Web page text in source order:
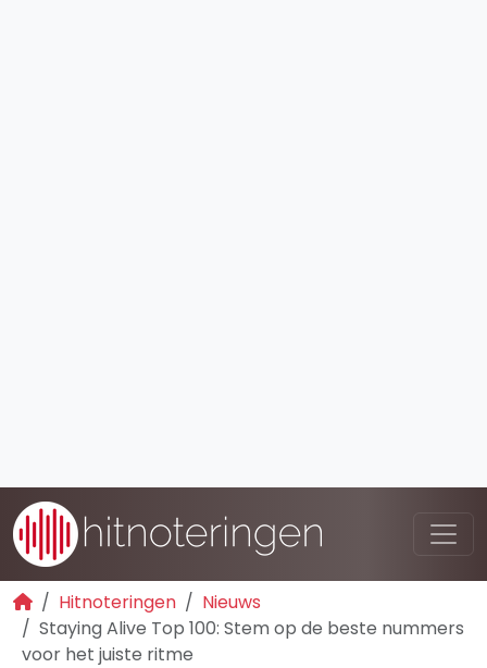
Hitnoteringen
Nieuws
Staying Alive Top 100: Stem op de beste nummers
voor het juiste ritme